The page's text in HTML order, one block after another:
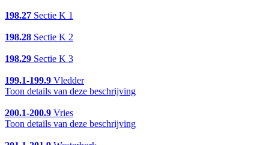
198.27 Sectie K 1
198.28 Sectie K 2
198.29 Sectie K 3
199.1-199.9 Vledder
Toon details van deze beschrijving
200.1-200.9 Vries
Toon details van deze beschrijving